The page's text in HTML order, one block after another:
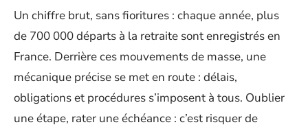
Un chiffre brut, sans fioritures : chaque année, plus
de 700 000 départs à la retraite sont enregistrés en
France. Derrière ces mouvements de masse, une
mécanique précise se met en route : délais,
obligations et procédures s’imposent à tous. Oublier
une étape, rater une échéance : c’est risquer de